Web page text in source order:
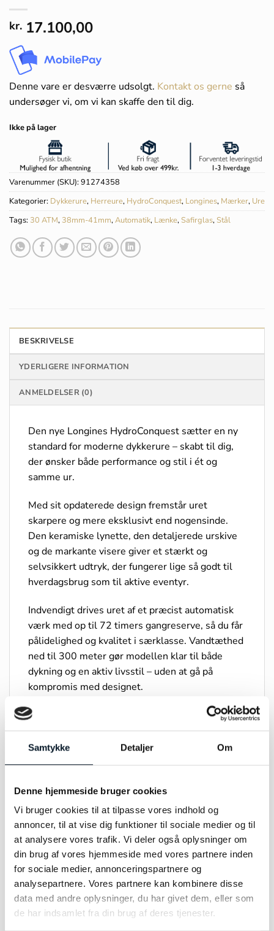
Samtykke Detaljer Om
Denne hjemmeside bruger cookies
Vi bruger cookies til at tilpasse vores indhold og
annoncer, til at vise dig funktioner til sociale medier og til
at analysere vores trafik. Vi deler også oplysninger om
din brug af vores hjemmeside med vores partnere inden
for sociale medier, annonceringspartnere og
analysepartnere. Vores partnere kan kombinere disse
data med andre oplysninger, du har givet dem, eller som
de har indsamlet fra din brug af deres tjenester.
kr. 17.100,00
Denne vare er desværre udsolgt. Kontakt os gerne så
undersøger vi, om vi kan skaffe den til dig.
Ikke på lager
Varenummer (SKU):91274358
Kategorier: Dykkerure, Herreure, HydroConquest, Longines, Mærker, Ure
Tags: 30 ATM, 38mm-41mm,Automatik, Lænke, Safirglas, Stål
BESKRIVELSE
YDERLIGERE INFORMATION
ANMELDELSER (0)
Den nye Longines HydroConquest sætter en ny
standard for moderne dykkerure – skabt til dig,
der ønsker både performance og stil i ét og
samme ur.
Med sit opdaterede design fremstår uret
skarpere og mere eksklusivt end nogensinde.
Den keramiske lynette, den detaljerede urskive
og de markante visere giver et stærkt og
selvsikkert udtryk, der fungerer lige så godt til
hverdagsbrug som til aktive eventyr.
Indvendigt drives uret af et præcist automatisk
værk med op til 72 timers gangreserve, så du får
pålidelighed og kvalitet i særklasse. Vandtæthed
ned til 300 meter gør modellen klar til både
dykning og en aktiv livsstil – uden at gå på
kompromis med designet.
HydroConquest fås i flere størrelser og farver, så
du nemt kan finde den version, der passer
perfekt til din stil.
look.
Perfekt til dig, der vil have et sporty statement
med schweizisk kvalitet i hver eneste detalje.
DU KUNNE OGSÅ VÆRE INTERESSERET I…